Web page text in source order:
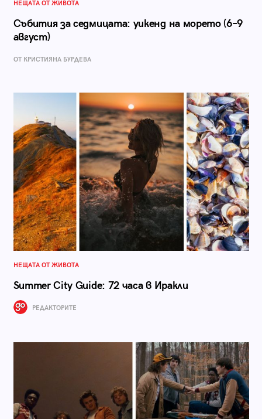
НЕЩАТА ОТ ЖИВОТА
Събития за седмицата: уикенд на морето (6–9
август)
ОТ КРИСТИЯНА БУРДЕВА
НЕЩАТА ОТ ЖИВОТА
Summer City Guide: 72 часа в Иракли
РЕДАКТОРИТЕ